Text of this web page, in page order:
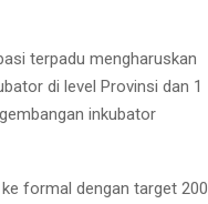
terpadu mengharuskan
di level Provinsi dan 1
inkubator
formal dengan target 200